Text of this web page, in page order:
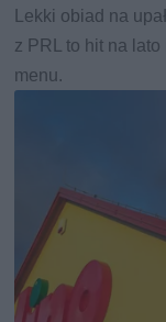
Lekki obiad na
z PRL to hit na
menu.